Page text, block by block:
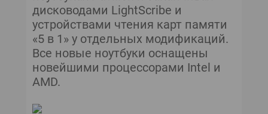
дисководами LightScribe и
устройствами чтения карт памяти
«5 в 1» у отдельных модификаций.
Все новые ноутбуки оснащены
новейшими процессорами Intel и
AMD.